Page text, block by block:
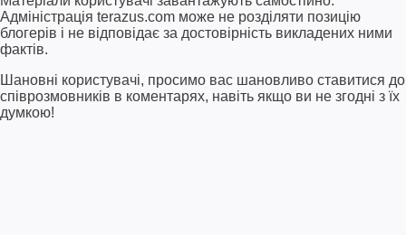
Адміністрація terazus.com може не розділяти позицію
блогерів і не відповідає за достовірність викладених ними
фактів.
Шановні користувачі, просимо вас шановливо ставитися до
співрозмовників в коментарях, навіть якщо ви не згодні з їх
думкою!